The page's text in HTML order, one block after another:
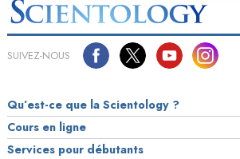
SUIVEZ-NOUS
Qu’est-ce que la Scientology ?
Cours en ligne
Services pour débutants